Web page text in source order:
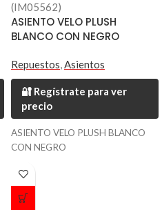
(IM05562)
ASIENTO VELO PLUSH
BLANCO CON NEGRO
Repuestos,Asientos
🔐 Regístrate para ver
precio
ASIENTO VELO PLUSH BLANCO
CON NEGRO